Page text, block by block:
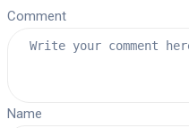
Comment
Name